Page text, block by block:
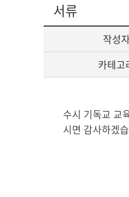
서류
작성
카테고
게
시
수시 기독교 교
시면 감사하겠